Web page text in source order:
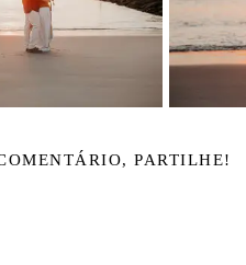
PARTILHE!